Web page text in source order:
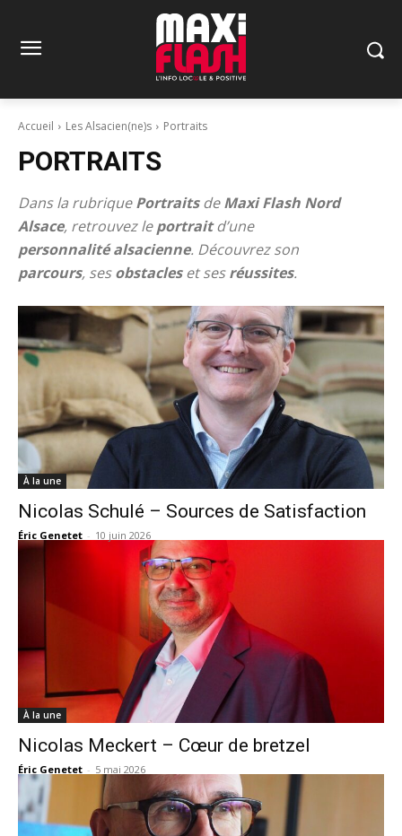
Accueil Les Alsacien(ne)s Portraits
PORTRAITS
Dans la rubriquePortraitsdeMaxi Flash Nord
Alsace, retrouvez leportraitd’une
personnalité alsacienne. Découvrez son
parcours, sesobstacleset sesréussites.
À la une
Nicolas Schulé – Sources de Satisfaction
Éric Genetet - 10 juin 2026
À la une
Nicolas Meckert – Cœur de bretzel
Éric Genetet - 5 mai 2026